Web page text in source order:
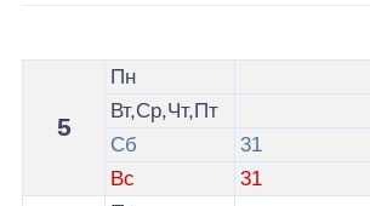
Расписание 53 автобуса Минск -
5
Пн
Вт,Ср,Чт,Пт
Сб
31
Вс
31